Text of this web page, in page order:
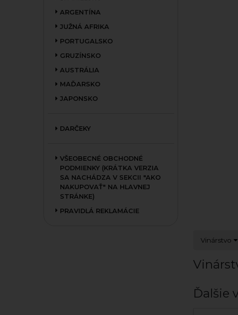
ARGENTÍNA
JUŽNÁ AFRIKA
PORTUGALSKO
GRUZÍNSKO
AUSTRÁLIA
MAĎARSKO
JAPONSKO
DARČEKY
VŠEOBECNÉ OBCHODNÉ
PODMIENKY (KRÁTKA VERZIA
SA NACHÁDZA V SEKCII "AKO
NAKUPOVAŤ" NA HLAVNEJ
STRÁNKE)
PRAVIDLÁ REKLAMÁCIE
Vinárstvo
Ďalšie